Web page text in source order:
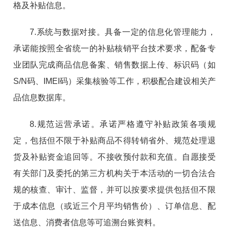
格及补贴信息。
7.系统与数据对接。具备一定的信息化管理能力，
承诺能按照全省统一的补贴核销平台技术要求，配备专
业团队完成商品信息备案、销售数据上传、标识码（如
S/N码、IMEI码）采集核验等工作，积极配合建设相关产
品信息数据库。
8.规范运营承诺。承诺严格遵守补贴政策各项规
定，包括但不限于补贴商品不得转销省外、规范处理退
货及补贴资金追回等。不接收预付款和充值。自愿接受
有关部门及委托的第三方机构关于本活动的一切合法合
规的核查、审计、监督，并可以按要求提供包括但不限
于成本信息（或近三个月平均销售价）、订单信息、配
送信息、消费者信息等可追溯台账资料。